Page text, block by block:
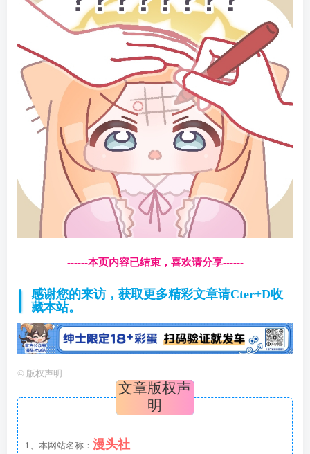
------本页内容已结束，喜欢请分享------
感谢您的来访，获取更多精彩文章请Cter+D收
藏本站。
© 版权声明
文章版权声
明
1、本网站名称： 漫头社